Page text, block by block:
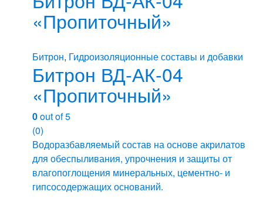
«Пропиточный»
Битрон, Гидроизоляционные составы и добавки
Битрон ВД-АК-04
«Пропиточный»
0out of 5
(0)
Водоразбавляемый состав на основе акрилатов
для обеспыливания, упрочнения и защиты от
влагопоглощения минеральных, цементно- и
гипсосодержащих оснований.